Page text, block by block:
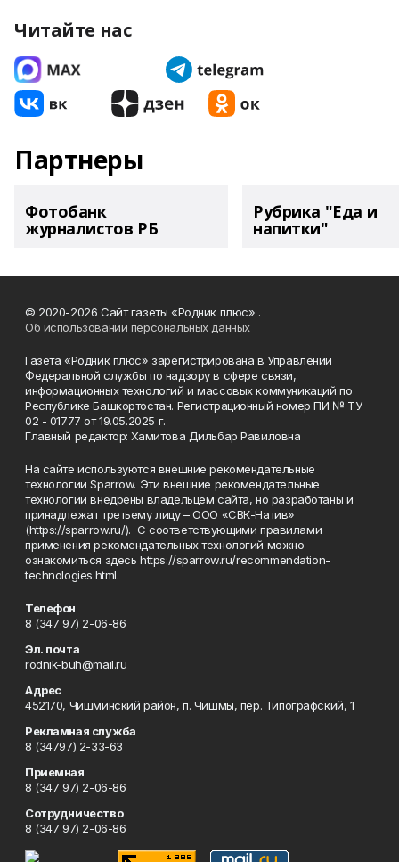
Читайте нас
Партнеры
Фотобанк
журналистов РБ
Рубрика "Еда и
напитки"
© 2020-2026 Сайт газеты «Родник плюс» .
Об использовании персональных данных
Газета «Родник плюс» зарегистрирована в Управлении
Федеральной службы по надзору в сфере связи,
информационных технологий и массовых коммуникаций по
Республике Башкортостан. Регистрационный номер ПИ № ТУ
02 - 01777 от 19.05.2025 г.
Главный редактор: Хамитова Дильбар Равиловна
На сайте используются внешние рекомендательные
технологии Sparrow. Эти внешние рекомендательные
технологии внедрены владельцем сайта, но разработаны и
принадлежат третьему лицу – ООО «СВК-Натив»
(https://sparrow.ru/). С соответствующими правилами
применения рекомендательных технологий можно
ознакомиться здесь https://sparrow.ru/recommendation-
technologies.html.
Телефон
8 (347 97) 2-06-86
Эл. почта
rodnik-buh@mail.ru
Адрес
452170, Чишминский район, п. Чишмы, пер. Типографский, 1
Рекламная служба
8 (34797) 2-33-63
Приемная
8 (347 97) 2-06-86
Сотрудничество
8 (347 97) 2-06-86